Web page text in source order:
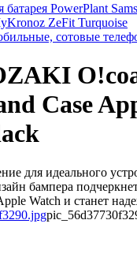
батарея PowerPlant
ZeFit Turquoise
сотовые
Case
для идеального
бампера
Watch и станет